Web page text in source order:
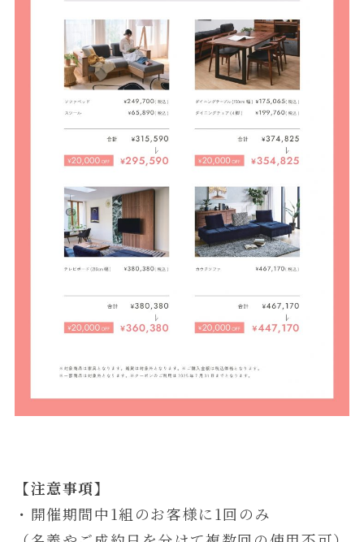
【注意事項】
・開催期間中1組のお客様に1回のみ